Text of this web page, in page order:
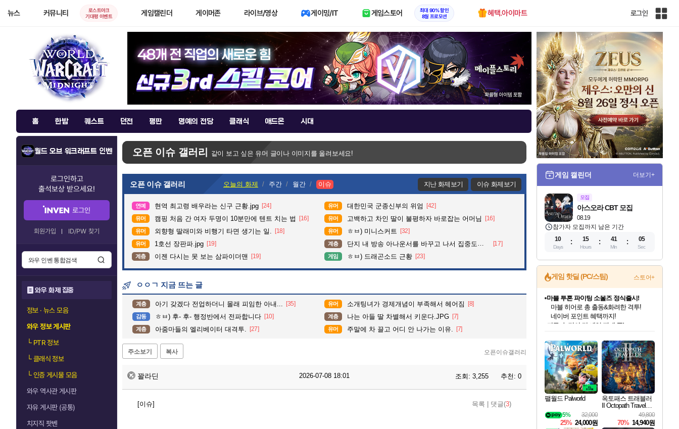
뉴스 커뮤니티
로스트아크
기대평 이벤트
게임캘린더 게이머존 라이브/영상 게이밍/IT 게임스토어
최대 90% 할인
8월 프로모션
혜택.아이마트 로그인
인
체
사
홈 한밤 퀘스트 던전 평판 명예의 전당 클래식 애드온 시대
월드 오브 워크래프트 인벤
로그인하고
출석보상 받으세요!
로그인
회원가입 ID/PW 찾기
와우 화제 집중
정보 · 뉴스 모음
와우 정보 게시판
└PTR 정보
└클래식 정보
└인증 게시물 모음
와우 역사관 게시판
자유 게시판 (공통)
치지직 팟벤
오픈 이슈 갤러리 같이 보고 싶은 유머 글이나 이미지를 올려보세요!
오픈 이슈 갤러리 오늘의 화제 주간 월간 이슈 지난 화제보기 이슈 화제보기
연예 현역 최고령 배우라는 신구 근황.jpg [24] 유머 대한민국 군종신부의 위엄 [42]
유머 캠핑 처음 간 여자 두명이 10분만에 텐트 치는 법 [16] 유머 고백하고 차인 딸이 불평하자 바로잡는 어머님 [16]
유머 외향형 딸래미와 비행기 타면 생기는 일. [18] 유머 ㅎㅂ) 미니스커트 [32]
유머 1호선 장판파.jpg [19] 계층 단지 내 방송 아나운서를 바꾸고 나서 집중도가 확 올라갔다는 한 아파트의 안내방송 [17]
계층 이젠 다시는 못 보는 삼파이더맨 [19] 게임 ㅎㅂ) 드래곤소드 근황 [23]
ㅇㅇㄱ 지금 뜨는 글
계층 아기 갖겠다 전업하더니 몰래 피임한 아내... [35] 유머 소개팅녀가 경제개념이 부족해서 헤어짐 [8]
감동 ㅎㅂ) 후- 후- 행정반에서 전파합니다 [10] 계층 나는 아들 딸 차별해서 키운다.JPG [7]
계층 아줌마들의 엘리베이터 대격투. [27] 유머 주말에 차 끌고 어디 안 나가는 이유. [7]
주소보기 복사 오픈이슈갤러리
꽐라딘 2026-07-08 18:01 조회: 3,255 추천: 0
[이슈] 목록 댓글(3)
게임 캘린더 더보기+
모집
08.19
아스오라 CBT 모집
참가자 모집까지 남은 기간
10
Days
15
Hours
41
Min
04
Sec
게임 핫딜 (PC/스팀) 스토어+
최대 90% 할인가를 만나보세요!
네이버혜택과 함께 만나보세요!
50%할인&추가 적립까지!
네이버 포인트 혜택까지!
귀무자: 검의 길 예약 판매 중!
10% 할인과
이니&베니 혜택까지!
네이버 혜택가와 함께 예약하세요!
할인&네이버혜택으로 만나보세요!
네이버페이 혜택과 만나보세요!
40주년 프로모션으로 만나보세요!
할인가에 만나보세요!
일부 에디션 상시 할인!
혜택으로 예약 판매 중
편안하게 충전하세요
팰월드 Palworld
32,000
5%
25% 24,000원
옥토패스 트래블러
II Octopath Traveler I
49,800
70% 14,940원